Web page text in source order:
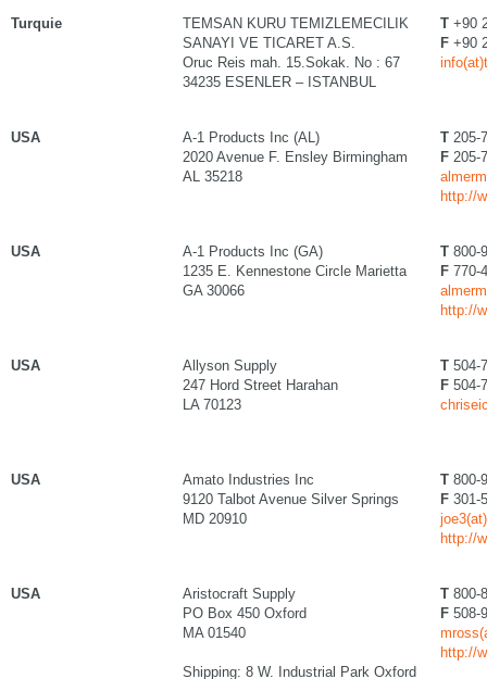
Turquie
TEMSAN KURU TEMIZLEMECILIK
SANAYI VE TICARET A.S.
Oruc Reis mah. 15.Sokak. No : 67
34235 ESENLER – ISTANBUL
T +90
F +90
USA
A-1 Products Inc (AL)
2020 Avenue F. Ensley Birmingham
AL 35218
T 205-
F 205-
http://
USA
A-1 Products Inc (GA)
1235 E. Kennestone Circle Marietta
GA 30066
T 800-
F 770-
http://
USA
Allyson Supply
247 Hord Street Harahan
LA 70123
T 504-
F 504-
USA
Amato Industries Inc
9120 Talbot Avenue Silver Springs
MD 20910
T 800-
F 301-
http://
USA
Aristocraft Supply
PO Box 450 Oxford
MA 01540
Shipping: 8 W. Industrial Park Oxford
T 800-
F 508-
http://